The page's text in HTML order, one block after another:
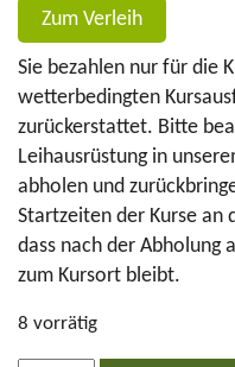
Zum Verleih
Sie bezahlen nur für die
wetterbedingten
zurückerstattet. Bitte
Leihausrüstung in
abholen und
Startzeiten der Kurse an
dass nach der Abholung
zum Kursort bleibt.
8 vorrätig